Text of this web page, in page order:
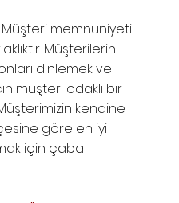
Müşteri memnuniyeti
Müşterilerin
dinlemek ve
müşteri odaklı bir
kendine
göre en iyi
için çaba